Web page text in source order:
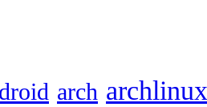
arch archlinux